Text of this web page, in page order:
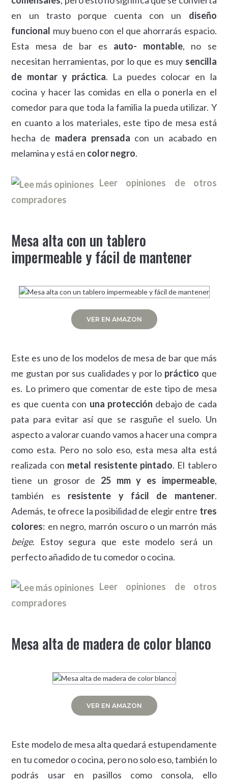
en un trasto porque cuenta con un diseño
funcional muy bueno con el que ahorrarás espacio.
Esta mesa de bar es auto- montable, no se
necesitan herramientas, por lo que es muy sencilla
de montar y práctica. La puedes colocar en la
cocina y hacer las comidas en ella o ponerla en el
comedor para que toda la familia la pueda utilizar. Y
en cuanto a los materiales, este tipo de mesa está
hecha de madera prensada con un acabado en
melamina y está en color negro.
Leer opiniones de otros
compradores
Mesa alta con un tablero
impermeable y fácil de mantener
VER EN AMAZON
Este es uno de los modelos de mesa de bar que más
me gustan por sus cualidades y por lo práctico que
es. Lo primero que comentar de este tipo de mesa
es que cuenta con una protección debajo de cada
pata para evitar así que se rasguñe el suelo. Un
aspecto a valorar cuando vamos a hacer una compra
como esta. Pero no solo eso, esta mesa alta está
realizada con metal resistente pintado. El tablero
tiene un grosor de 25 mm y es impermeable,
también es resistente y fácil de mantener.
Además, te ofrece la posibilidad de elegir entre tres
colores: en negro, marrón oscuro o un marrón más
beige. Estoy segura que este modelo será un
perfecto añadido de tu comedor o cocina.
Leer opiniones de otros
compradores
Mesa alta de madera de color blanco
VER EN AMAZON
Este modelo de mesa alta quedará estupendamente
en tu comedor o cocina, pero no solo eso, también lo
podrás usar en pasillos como consola, ello